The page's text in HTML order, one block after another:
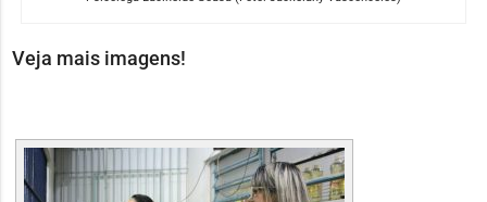
Veja mais imagens!